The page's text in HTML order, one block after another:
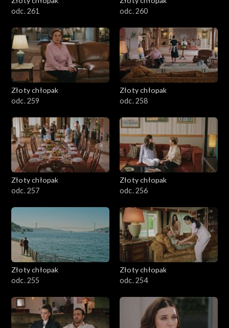
odc. 261
odc. 260
Złoty chłopak
odc. 259
Złoty chłopak
odc. 258
Złoty chłopak
odc. 257
Złoty chłopak
odc. 256
Złoty chłopak
odc. 255
Złoty chłopak
odc. 254